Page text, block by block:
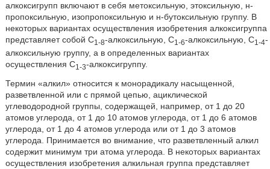
алкоксигрупп включают в себя метоксильную, этоксильную, н-
пропоксильную, изопропоксильную и н-бутоксильную группу. В
некоторых вариантах осуществления изобретения алкоксигруппа
представляет собой C1-8-алкоксильную, C1-6-алкоксильную, C1-4-
алкоксильную группу, а в определенных вариантах
осуществления C1-3-алкоксигруппу.
Термин «алкил» относится к монорадикалу насыщенной,
разветвленной или с прямой цепью, ациклической
углеводородной группы, содержащей, например, от 1 до 20
атомов углерода, от 1 до 10 атомов углерода, от 1 до 6 атомов
углерода, от 1 до 4 атомов углерода или от 1 до 3 атомов
углерода. Принимается во внимание, что разветвленный алкил
содержит минимум три атома углерода. В некоторых вариантах
осуществления изобретения алкильная группа представляет